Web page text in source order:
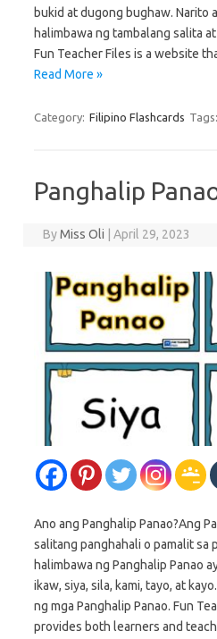
bukid at dugong bughaw. Narito
halimbawa ng tambalang salita
Fun Teacher Files is a website
Read More »
Category: Filipino Flashcards Tags:
Panghalip
ByMiss Oli | April 29, 2023
Ano ang Panghalip Panao?Ang
salitang panghahali o pamalit sa
halimbawa ng Panghalip Panao
ikaw, siya, sila, kami, tayo, at
ng mga Panghalip Panao. Fun
provides both learners and